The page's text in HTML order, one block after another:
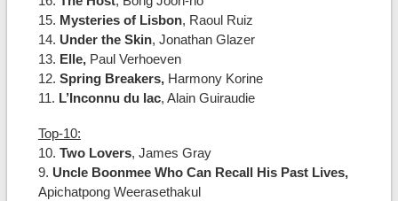
15. Mysteries of Lisbon, Raoul Ruiz
14. Under the Skin, Jonathan Glazer
13. Elle,Paul Verhoeven
12. Spring Breakers,Harmony Korine
11. L’Inconnu du lac, Alain Guiraudie
Top-10:
10. Two Lovers, James Gray
9. Uncle Boonmee Who Can Recall His Past Lives,
Apichatpong Weerasethakul